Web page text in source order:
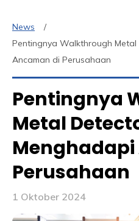
News
Pentingnya Walkthrough
Ancaman di Perusahaan
Pentingnya
Metal
Perusahaan
1 Oktober 2024